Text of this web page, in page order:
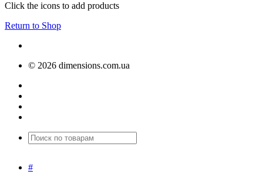
Click the icons to add products
Return to Shop
© 2026 dimensions.com.ua
#